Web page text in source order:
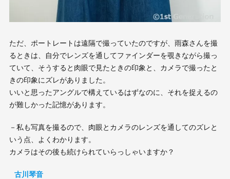
ただ、ポートレートは遠隔で撮っていたのですが、雨森さんを撮
るときは、自分でレンズを通してファインダーを覗きながら撮っ
ていて、そうすると肉眼で見たときの印象と、カメラで撮ったと
きの印象にズレがありました。
いいと思ったアングルで構えているはずなのに、それを捉えるの
が難しかった記憶があります。
－私も写真を撮るので、肉眼とカメラのレンズを通してのズレと
いう点、よくわかります。
カメラはその後も続けられていらっしゃいますか？
古川琴音